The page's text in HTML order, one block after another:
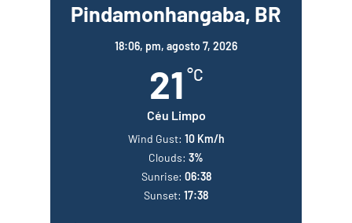
Pindamonhangaba, BR
18:06, pm, agosto 7, 2026
21 °C
Céu Limpo
Wind Gust: 10 Km/h
Clouds: 3%
Sunrise: 06:38
Sunset: 17:38